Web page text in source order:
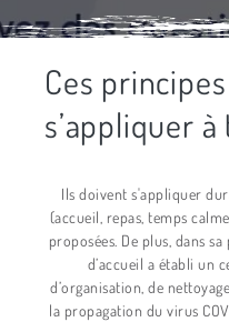
Média secondaire
Ces
s’appliquer
Ils doivent s'appliquer
(accueil, repas, temps
proposées. De plus, dans
d’accueil a établi un
d’organisation, de
la propagation du virus